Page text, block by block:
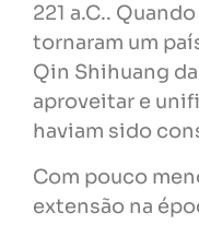
221 a.C..
tornaram um
Qin Shihuang
aproveitar e
haviam sido
Com pouco
extensão na